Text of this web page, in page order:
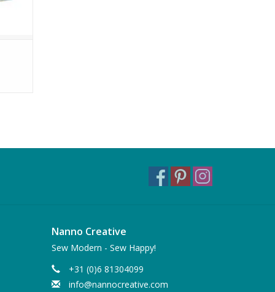
Nanno Creative
Sew Modern - Sew Happy!
+31 (0)6 81304099
info@nannocreative.com